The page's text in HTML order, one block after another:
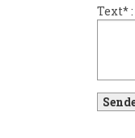
Text*: